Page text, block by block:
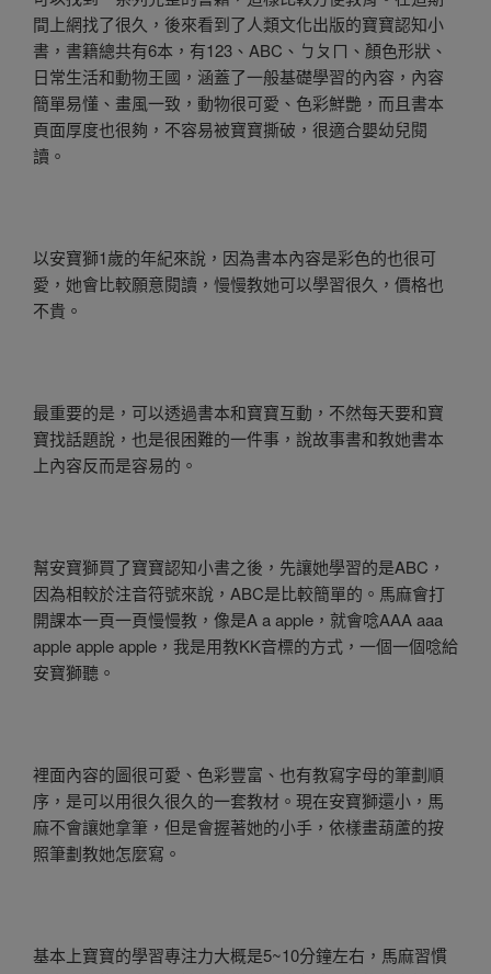
間上網找了很久，後來看到了人類文化出版的寶寶認知小
書，書籍總共有6本，有123、ABC、ㄅㄆㄇ、顏色形狀、
日常生活和動物王國，涵蓋了一般基礎學習的內容，內容
簡單易懂、畫風一致，動物很可愛、色彩鮮艷，而且書本
頁面厚度也很夠，不容易被寶寶撕破，很適合嬰幼兒閱
讀。
以安寶獅1歲的年紀來說，因為書本內容是彩色的也很可
愛，她會比較願意閱讀，慢慢教她可以學習很久，價格也
不貴。
最重要的是，可以透過書本和寶寶互動，不然每天要和寶
寶找話題說，也是很困難的一件事，說故事書和教她書本
上內容反而是容易的。
幫安寶獅買了寶寶認知小書之後，先讓她學習的是ABC，
因為相較於注音符號來說，ABC是比較簡單的。馬麻會打
開課本一頁一頁慢慢教，像是A a apple，就會唸AAA aaa
apple apple apple，我是用教KK音標的方式，一個一個唸給
安寶獅聽。
裡面內容的圖很可愛、色彩豐富、也有教寫字母的筆劃順
序，是可以用很久很久的一套教材。現在安寶獅還小，馬
麻不會讓她拿筆，但是會握著她的小手，依樣畫葫蘆的按
照筆劃教她怎麼寫。
基本上寶寶的學習專注力大概是5~10分鐘左右，馬麻習慣